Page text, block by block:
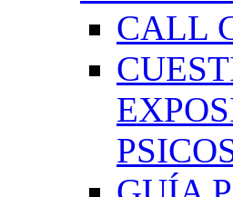
CALL